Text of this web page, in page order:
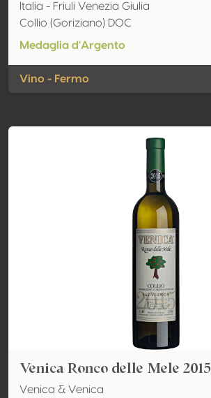
Italia - Friuli Venezia Giulia
Collio (Goriziano) DOC
Medaglia d'Argento
Vino - Fermo
Venica Ronco delle Mele 2015
Venica & Venica